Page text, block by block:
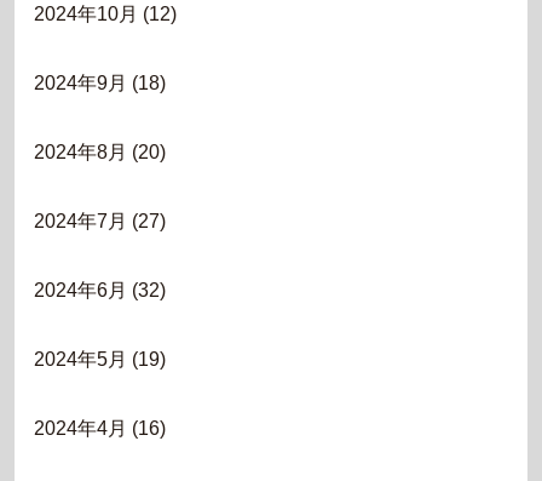
2024年10月 (12)
2024年9月 (18)
2024年8月 (20)
2024年7月 (27)
2024年6月 (32)
2024年5月 (19)
2024年4月 (16)